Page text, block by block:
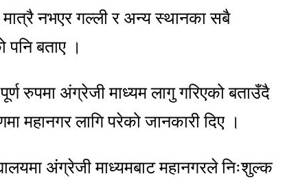
नभएर गल्ली र अन्य स्थानका सबै
बताए ।
रुपमा अंग्रेजी माध्यम लागु गरिएको बताउँदै
महानगर लागि परेको जानकारी दिए ।
अंग्रेजी माध्यमबाट महानगरले निःशुल्क